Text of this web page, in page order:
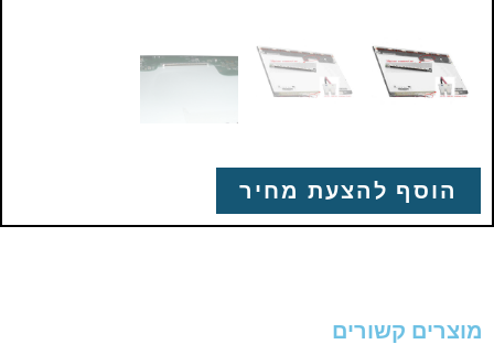
הוסף להצעת מחיר
מוצרים קשורים